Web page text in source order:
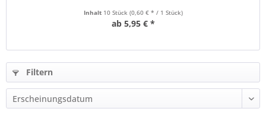
Inhalt 10 Stück (0,60 € * / 1 Stück)
ab 5,95 € *
Filtern